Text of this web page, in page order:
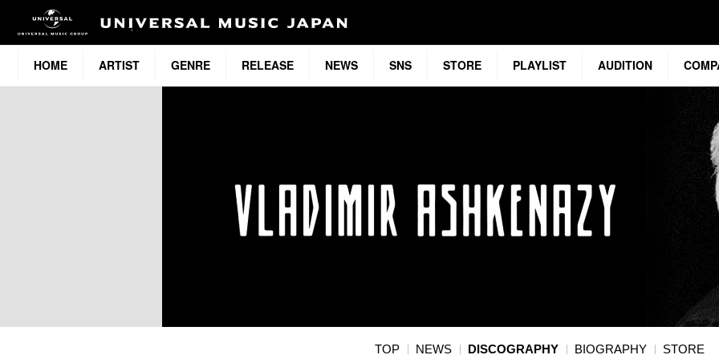
HOME ARTIST GENRE RELEASE NEWS SNS STORE PLAYLIST AUDITION
TOP NEWS DISCOGRAPHY BIOGRAPHY STORE